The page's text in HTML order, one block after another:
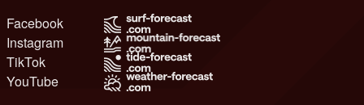
Facebook
Instagram
TikTok
YouTube